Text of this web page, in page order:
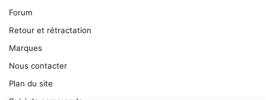
Forum
Retour et rétractation
Marques
Nous contacter
Plan du site